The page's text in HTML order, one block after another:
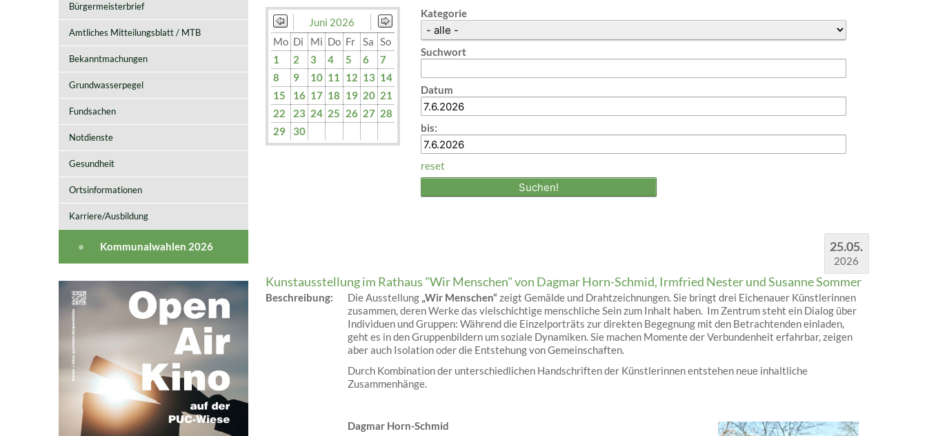
Bürgermeisterbrief
Amtliches Mitteilungsblatt / MTB
Bekanntmachungen
Grundwasserpegel
Fundsachen
Notdienste
Gesundheit
Ortsinformationen
Karriere/Ausbildung
Kommunalwahlen 2026
Juni 2026
Mo Di Mi Do Fr Sa So
1
2 3 4 5 6
7
8
9 10 11 12 13 14
15
16 17 18 19 20 21
22
23 24 25 26 27 28
29
30
Kategorie
Suchwort
Datum
bis:
reset
25.05.
2026
Kunstausstellung im Rathaus "Wir Menschen" von Dagmar Horn-Schmid, Irmfried Nester und Susanne Sommer
Beschreibung: Die Ausstellung „Wir Menschen“zeigt Gemälde und Drahtzeichnungen. Sie bringt drei Eichenauer Künstlerinnen
zusammen, deren Werke das vielschichtige menschliche Sein zum Inhalt haben. Im Zentrum steht ein Dialog über
Individuen und Gruppen: Während die Einzelporträts zur direkten Begegnung mit den Betrachtenden einladen,
geht es in den Gruppenbildern um soziale Dynamiken. Sie machen Momente der Verbundenheit erfahrbar, zeigen
aber auch Isolation oder die Entstehung von Gemeinschaften.
Durch Kombination der unterschiedlichen Handschriften der Künstlerinnen entstehen neue inhaltliche
Zusammenhänge.
Dagmar Horn-Schmid